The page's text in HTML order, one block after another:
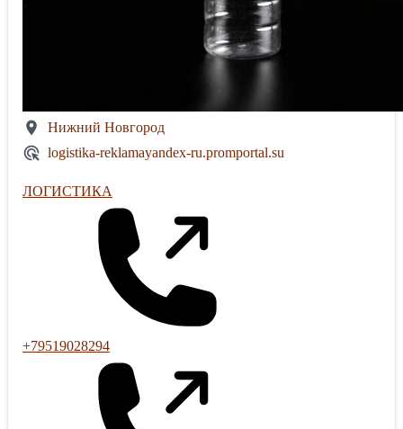
Нижний Новгород
logistika-reklamayandex-ru.promportal.su
ЛОГИСТИКА
+79519028294